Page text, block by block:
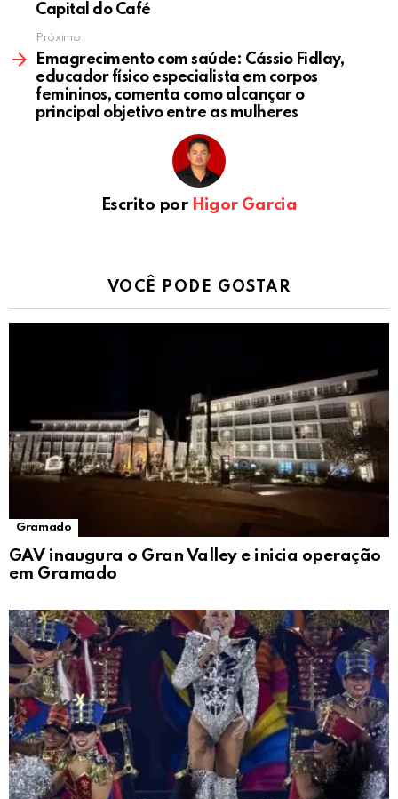
Capital do Café
Próximo
Emagrecimento com saúde: Cássio Fidlay,
educador físico especialista em corpos
femininos, comenta como alcançar o
principal objetivo entre as mulheres
Escrito por Higor Garcia
VOCÊ PODE GOSTAR
Gramado
GAV inaugura o Gran Valley e inicia operação
em Gramado